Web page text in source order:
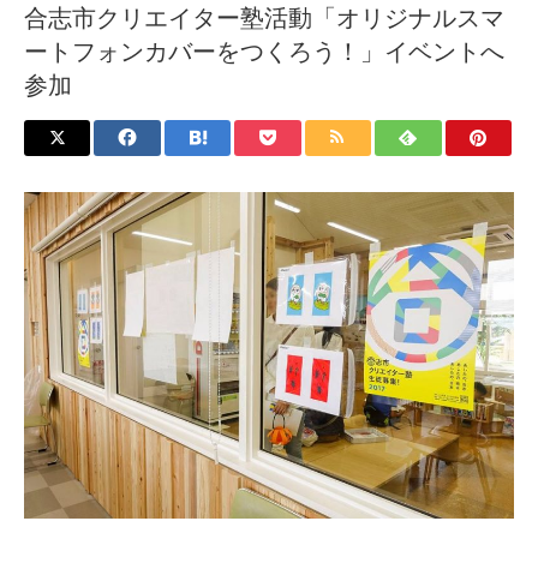
合志市クリエイター塾活動「オリジナルスマ
ートフォンカバーをつくろう！」イベントへ
参加